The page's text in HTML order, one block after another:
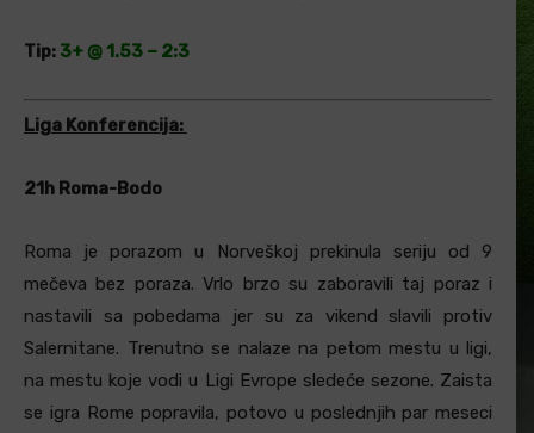
Tip: 3+ @ 1.53 – 2:3
Liga Konferencija:
21h Roma-Bodo
Roma je porazom u Norveškoj prekinula seriju od 9
mečeva bez poraza. Vrlo brzo su zaboravili taj poraz i
nastavili sa pobedama jer su za vikend slavili protiv
Salernitane. Trenutno se nalaze na petom mestu u ligi,
na mestu koje vodi u Ligi Evrope sledeće sezone. Zaista
se igra Rome popravila, potovo u poslednjih par meseci